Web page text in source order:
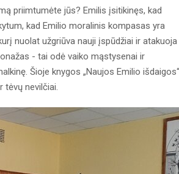
priimtumėte jūs? Emilis įsitikinęs, kad
kad Emilio moralinis kompasas yra
nuolat užgriūva nauji įspūdžiai ir atakuoja
- tai odė vaiko mąstysenai ir
Šioje knygos „Naujos Emilio išdaigos“
tėvų nevilčiai.